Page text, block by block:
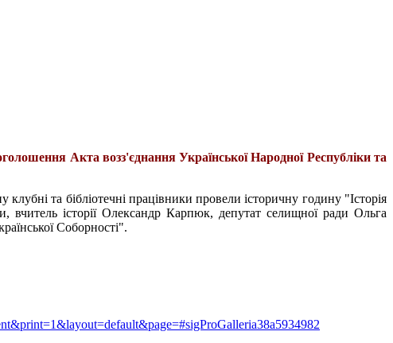
Акта возз'єднання Української Народної Республіки та
клубні та бібліотечні працівники провели історичну годину "Історія
вчитель історії Олександр Карпюк, депутат селищної ради Ольга
Соборності".